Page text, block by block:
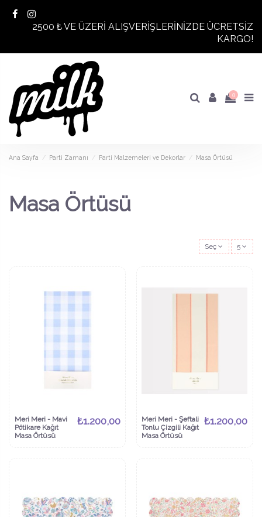
2500 ₺ VE ÜZERİ ALIŞVERİŞLERİNİZDE ÜCRETSİZ
KARGO!
0
Ana Sayfa Parti Zamanı Parti Malzemeleri ve Dekorlar Masa Örtüsü
Masa Örtüsü
Seç 5
Meri Meri - Mavi
Pötikare Kağıt
Masa Örtüsü
₺1.200,00
Meri Meri - Şeftali
Tonlu Çizgili Kağıt
Masa Örtüsü
₺1.200,00